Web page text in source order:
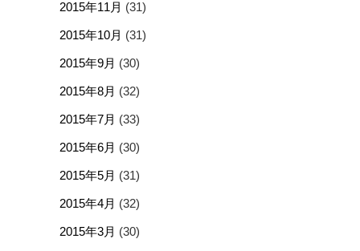
2015年11月 (31)
2015年10月 (31)
2015年9月 (30)
2015年8月 (32)
2015年7月 (33)
2015年6月 (30)
2015年5月 (31)
2015年4月 (32)
2015年3月 (30)